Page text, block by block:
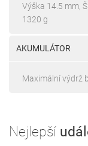
Výška 14.5 mm,
1320 g
AKUMULÁTOR
Maximální výdrž
Nejlepší